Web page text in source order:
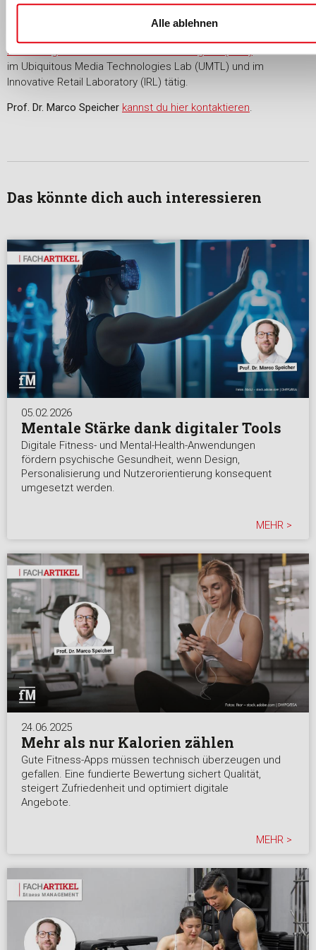
Alle ablehnen
Universität des Saarlandeszum Thema 'Measuring User
Experience for Virtual Reality'. Von 2014 bis 2019 war er
Forschungszentrum für Künstliche Intelligenz (DFKI)und dort
im Ubiquitous Media Technologies Lab (UMTL) und im
Innovative Retail Laboratory (IRL) tätig.
Prof. Dr. Marco Speicher kannst du hier kontaktieren.
Das könnte dich auch interessieren
05.02.2026
Mentale Stärke dank digitaler Tools
Digitale Fitness- und Mental-Health-Anwendungen
fördern psychische Gesundheit, wenn Design,
Personalisierung und Nutzerorientierung konsequent
umgesetzt werden.
MEHR >
24.06.2025
Mehr als nur Kalorien zählen
Gute Fitness-Apps müssen technisch überzeugen und
gefallen. Eine fundierte Bewertung sichert Qualität,
steigert Zufriedenheit und optimiert digitale
Angebote.
MEHR >